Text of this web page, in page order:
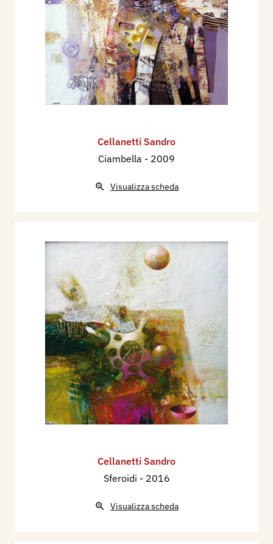
Cellanetti Sandro
Ciambella - 2009
Visualizza scheda
Cellanetti Sandro
Sferoidi - 2016
Visualizza scheda